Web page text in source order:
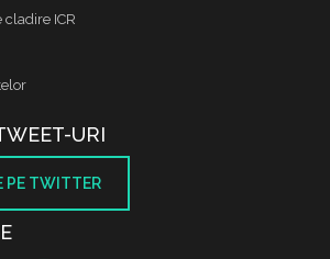
ICR
URI
PE TWITTER